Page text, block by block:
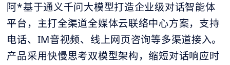
阿*基于通义千问大模型打造企业级对话智能体
平台，主打全渠道全媒体云联络中心方案，支持
电话、IM音视频、线上网页咨询等多渠道接入。
产品采用快慢思考双模型架构，缩短对话响应时